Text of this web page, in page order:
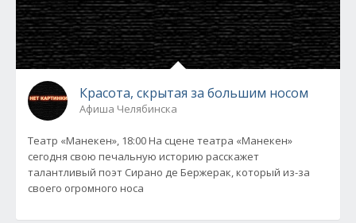
Красота, скрытая за большим носом
Афиша Челябинска
Театр «Манекен», 18:00 На сцене театра «Манекен»
сегодня свою печальную историю расскажет
талантливый поэт Сирано де Бержерак, который из-за
своего огромного носа